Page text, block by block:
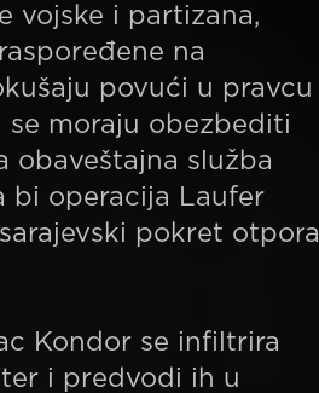
vojske i partizana,
na
povući u pravcu
se moraju obezbediti
obaveštajna služba
bi operacija Laufer
pokret otpora
Kondor se infiltrira
i predvodi ih u